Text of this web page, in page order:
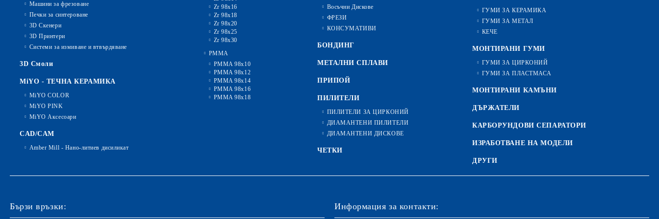
Машини за фрезоване
Печки за синтероване
3D Скенери
3D Принтери
Системи за измиване и втвърдяване
3D Смоли
MiYO - ТЕЧНА КЕРАМИКА
MiYO COLOR
MiYO PINK
MiYO Аксесоари
CAD/CAM
Amber Mill - Нано-литиев дисиликат
Zr 98x16
Zr 98x18
Zr 98x20
Zr 98x25
Zr 98x30
PMMA
PMMA 98x10
PMMA 98x12
PMMA 98x14
PMMA 98x16
PMMA 98x18
Восъчни Дискове
ФРЕЗИ
КОНСУМАТИВИ
БОНДИНГ
МЕТАЛНИ СПЛАВИ
ПРИПОЙ
ПИЛИТЕЛИ
ПИЛИТЕЛИ ЗА ЦИРКОНИЙ
ДИАМАНТЕНИ ПИЛИТЕЛИ
ДИАМАНТЕНИ ДИСКОВЕ
ЧЕТКИ
ГУМИ ЗА КЕРАМИКА
ГУМИ ЗА МЕТАЛ
КЕЧЕ
МОНТИРАНИ ГУМИ
ГУМИ ЗА ЦИРКОНИЙ
ГУМИ ЗА ПЛАСТМАСА
МОНТИРАНИ КАМЪНИ
ДЪРЖАТЕЛИ
КАРБОРУНДОВИ СЕПАРАТОРИ
ИЗРАБОТВАНЕ НА МОДЕЛИ
ДРУГИ
Бързи връзки: Информация за контакти: